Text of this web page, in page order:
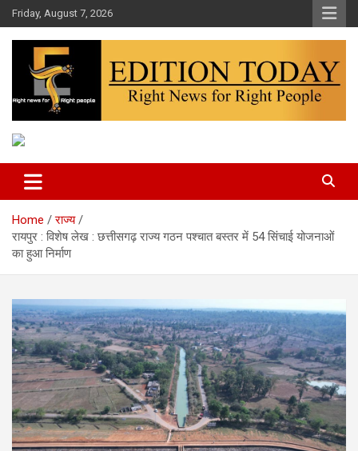
Skip
to
content
Friday, August 7, 2026
Edition Today
Home
राज्य
रायपुर : विशेष लेख : छत्तीसगढ़ राज्य गठन पश्चात बस्तर में 54 सिंचाई योजनाओं
का हुआ निर्माण